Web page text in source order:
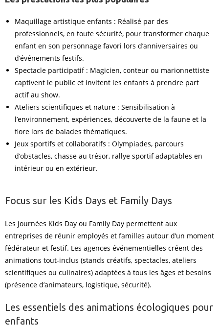
Maquillage artistique enfants : Réalisé par des
professionnels, en toute sécurité, pour transformer chaque
enfant en son personnage favori lors d’anniversaires ou
d’événements festifs.
Spectacle participatif : Magicien, conteur ou marionnettiste
captivent le public et invitent les enfants à prendre part
actif au show.
Ateliers scientifiques et nature : Sensibilisation à
l’environnement, expériences, découverte de la faune et la
flore lors de balades thématiques.
Jeux sportifs et collaboratifs : Olympiades, parcours
d’obstacles, chasse au trésor, rallye sportif adaptables en
intérieur ou en extérieur.
Focus sur les Kids Days et Family Days
Les journées Kids Day ou Family Day permettent aux
entreprises de réunir employés et familles autour d’un moment
fédérateur et festif. Les agences événementielles créent des
animations tout-inclus (stands créatifs, spectacles, ateliers
scientifiques ou culinaires) adaptées à tous les âges et besoins
(présence d’animateurs, logistique, sécurité).
Les essentiels des animations écologiques pour
enfants